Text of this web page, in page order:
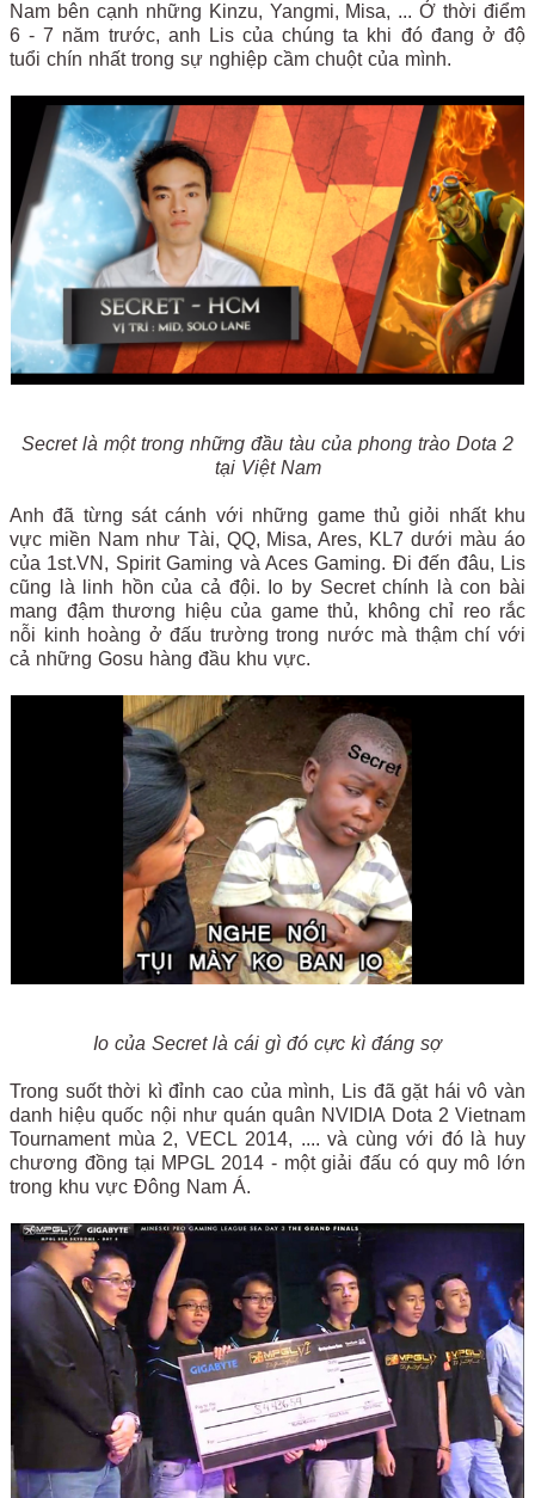
Nam bên cạnh những Kinzu, Yangmi, Misa, ... Ở thời điểm
6 - 7 năm trước, anh Lis của chúng ta khi đó đang ở độ
tuổi chín nhất trong sự nghiệp cầm chuột của mình.
Secret là một trong những đầu tàu của phong trào Dota 2
tại Việt Nam
Anh đã từng sát cánh với những game thủ giỏi nhất khu
vực miền Nam như Tài, QQ, Misa, Ares, KL7 dưới màu áo
của 1st.VN, Spirit Gaming và Aces Gaming. Đi đến đâu, Lis
cũng là linh hồn của cả đội. Io by Secret chính là con bài
mang đậm thương hiệu của game thủ, không chỉ reo rắc
nỗi kinh hoàng ở đấu trường trong nước mà thậm chí với
cả những Gosu hàng đầu khu vực.
Io của Secret là cái gì đó cực kì đáng sợ
Trong suốt thời kì đỉnh cao của mình, Lis đã gặt hái vô vàn
danh hiệu quốc nội như quán quân NVIDIA Dota 2 Vietnam
Tournament mùa 2, VECL 2014, .... và cùng với đó là huy
chương đồng tại MPGL 2014 - một giải đấu có quy mô lớn
trong khu vực Đông Nam Á.